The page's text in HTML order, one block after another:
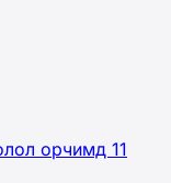
орчимд 11